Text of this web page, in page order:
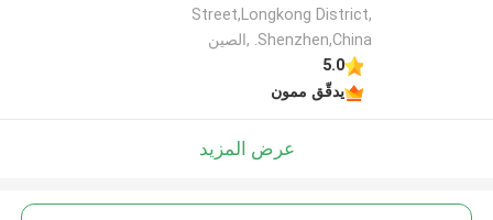
Street,Longkong District,
Shenzhen,China. ,الصين
5.0
يدقّق ممون
عرض المزيد